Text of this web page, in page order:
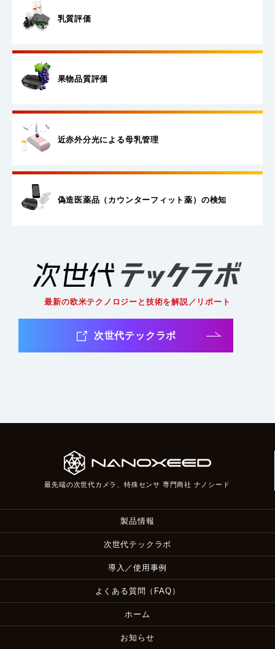
乳質評価
果物品質評価
近赤外分光による母乳管理
偽造医薬品（カウンターフィット薬） の検知
最新の欧米テクノロジーと技術を解説／リポート
次世代テックラボ
最先端の次世代カメラ、特殊センサ 専門商社 ナノシード
製品情報
次世代テックラボ
導入／使用事例
よくある質問（FAQ）
ホーム
お知らせ